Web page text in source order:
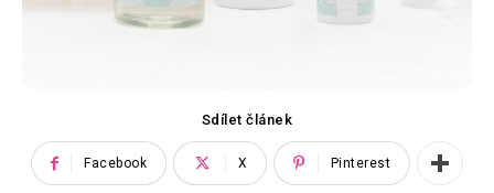
Sdílet článek
Facebook X Pinterest